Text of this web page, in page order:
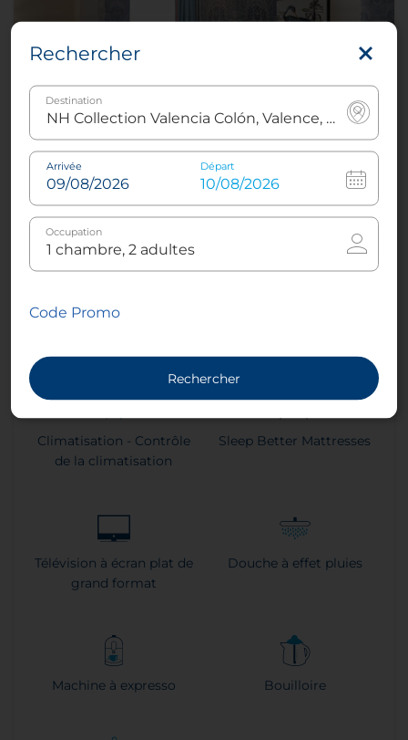
Premium room with View and Balcony
Climatisation - Contrôle
de la climatisation
Sleep Better Mattresses
Télévision à écran plat de
grand format
Douche à effet pluies
Machine à expresso Bouilloire
Rechercher
Destination
Arrivée Départ
Occupation
Code Promo
Rechercher